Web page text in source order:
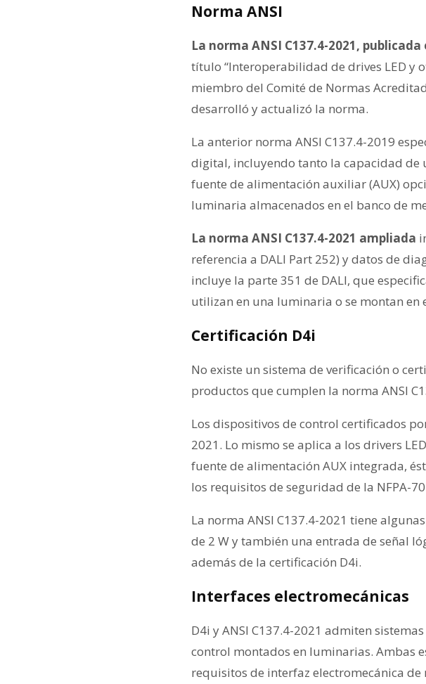
Norma ANSI
La norma ANSI C137.4-2021,
título “Interoperabilidad de drives LED y
miembro del Comité de Normas
desarrolló y actualizó la norma.
La anterior norma ANSI C137.4-2019
digital, incluyendo tanto la capacidad de
fuente de alimentación auxiliar (AUX)
luminaria almacenados en el banco de
La norma ANSI C137.4-2021 ampliada
referencia a DALI Part 252) y datos de
incluye la parte 351 de DALI, que
utilizan en una luminaria o se montan en
Certificación D4i
No existe un sistema de verificación o
productos que cumplen la norma ANSI
Los dispositivos de control certificados
2021. Lo mismo se aplica a los drivers
fuente de alimentación AUX integrada,
los requisitos de seguridad de la NFPA-
La norma ANSI C137.4-2021 tiene
de 2 W y también una entrada de señal
además de la certificación D4i.
Interfaces electromecánicas
D4i y ANSI C137.4-2021 admiten
control montados en luminarias. Ambas
requisitos de interfaz electromecánica de